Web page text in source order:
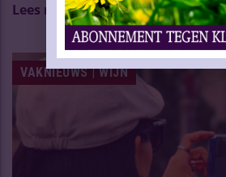
Lees meer
VAKNIEUWS | WIJN